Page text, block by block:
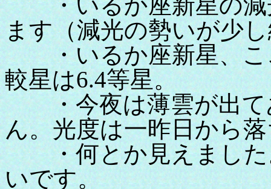
ます（減光の勢いが少
・いるか座新星、こ
較星は6.4等星。
・今夜は薄雲が出て
ん。光度は一昨日から
・何とか見えました
いです。